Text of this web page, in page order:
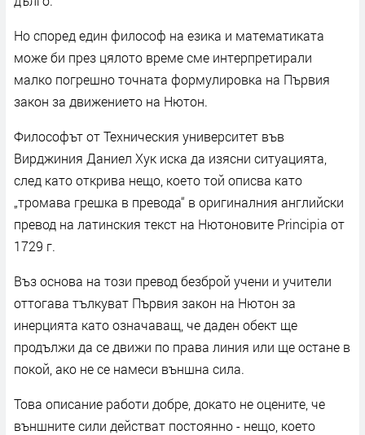
Но според един философ на езика и математиката
може би през цялото време сме интерпретирали
малко погрешно точната формулировка на Първия
закон за движението на Нютон.
Философът от Техническия университет във
Вирджиния Даниел Хук иска да изясни ситуацията,
след като открива нещо, което той описва като
„тромава грешка в превода“ в оригиналния английски
превод на латинския текст на Нютоновите Principia от
1729 г.
Въз основа на този превод безброй учени и учители
оттогава тълкуват Първия закон на Нютон за
инерцията като означаващ, че даден обект ще
продължи да се движи по права линия или ще остане в
покой, ако не се намеси външна сила.
Това описание работи добре, докато не оцените, че
външните сили действат постоянно - нещо, което